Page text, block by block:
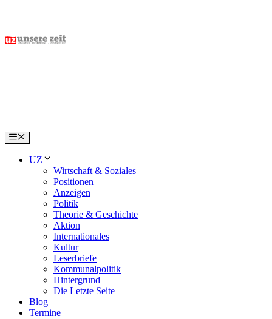
content
Menu
UZ
Wirtschaft & Soziales
Positionen
Anzeigen
Politik
Theorie & Geschichte
Aktion
Internationales
Kultur
Leserbriefe
Kommunalpolitik
Hintergrund
Die Letzte Seite
Blog
Termine